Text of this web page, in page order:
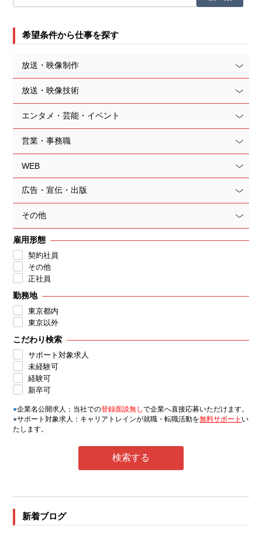
希望条件から仕事を探す
放送・映像制作
放送・映像技術
エンタメ・芸能・イベント
営業・事務職
WEB
広告・宣伝・出版
その他
雇用形態
契約社員
その他
正社員
勤務地
東京都内
東京以外
こだわり検索
サポート対象求人
未経験可
経験可
新卒可
●企業名公開求人：当社での登録面談無しで企業へ直接応募いただけます。
●サポート対象求人：キャリアトレインが就職・転職活動を無料サポート い
たします。
新着ブログ